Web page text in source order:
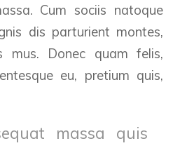
Cum sociis natoque
dis parturient montes,
mus. Donec quam felis,
eu, pretium quis,
massa quis